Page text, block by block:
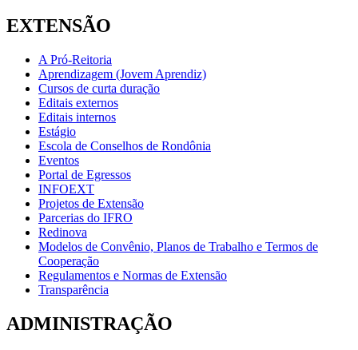
EXTENSÃO
A Pró-Reitoria
Aprendizagem (Jovem Aprendiz)
Cursos de curta duração
Editais externos
Editais internos
Estágio
Escola de Conselhos de Rondônia
Eventos
Portal de Egressos
INFOEXT
Projetos de Extensão
Parcerias do IFRO
Redinova
Modelos de Convênio, Planos de Trabalho e Termos de
Cooperação
Regulamentos e Normas de Extensão
Transparência
ADMINISTRAÇÃO